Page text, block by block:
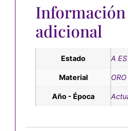
Información
adicional
Estado A
Material
Año - Época